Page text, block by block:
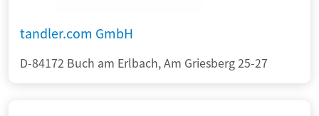
tandler.com GmbH
D-84172 Buch am Erlbach, Am Griesberg 25-27